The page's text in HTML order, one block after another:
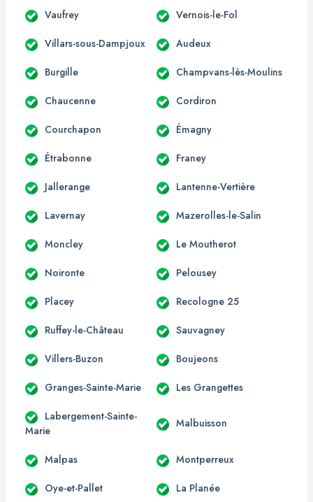
Vaufrey Vernois-le-Fol
Villars-sous-Dampjoux Audeux
Burgille Champvans-lès-Moulins
Chaucenne Cordiron
Courchapon Émagny
Étrabonne Franey
Jallerange Lantenne-Vertière
Lavernay Mazerolles-le-Salin
Moncley Le Moutherot
Noironte Pelousey
Placey Recologne 25
Ruffey-le-Château Sauvagney
Villers-Buzon Boujeons
Granges-Sainte-Marie Les Grangettes
Labergement-Sainte-
Marie
Malbuisson
Malpas Montperreux
Oye-et-Pallet La Planée